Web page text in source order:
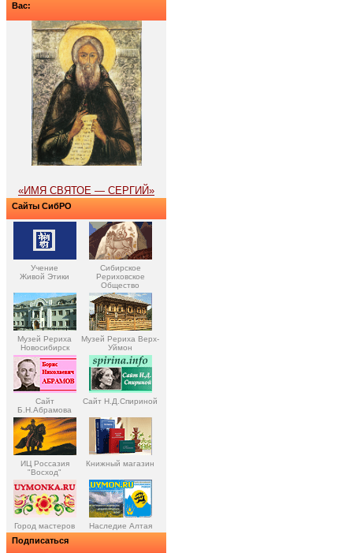
Вас:
«ИМЯ СВЯТОЕ — СЕРГИЙ»
Сайты СибРО
Учение
Живой Этики
Сибирское
Рериховское
Общество
Музей Рериха
Новосибирск
Музей Рериха Верх-
Уймон
Сайт
Б.Н.Абрамова
Сайт Н.Д.Спириной
ИЦ Россазия
"Восход"
Книжный магазин
Город мастеров Наследие Алтая
Подписаться